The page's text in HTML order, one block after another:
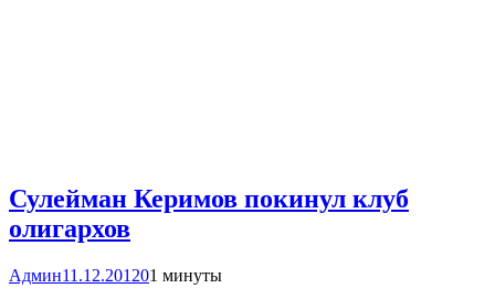
Сулейман Керимов покинул клуб
олигархов
Админ11.12.201201 минуты